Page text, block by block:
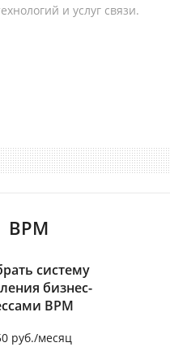
и услуг связи.
BPM
систему
бизнес-
BPM
руб./месяц